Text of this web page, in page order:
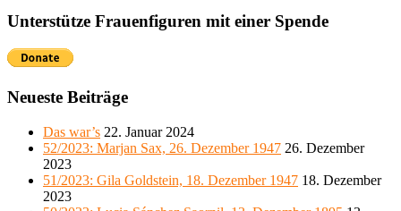
Unterstütze Frauenfiguren mit einer Spende
Neueste Beiträge
Das war’s 22. Januar 2024
52/2023: Marjan Sax, 26. Dezember 1947 26. Dezember
2023
51/2023: Gila Goldstein, 18. Dezember 1947 18. Dezember
2023